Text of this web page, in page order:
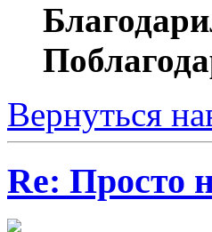
Вернуться
Re: Просто